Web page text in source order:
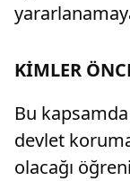
KİMLER
Bu
devlet
olacağı